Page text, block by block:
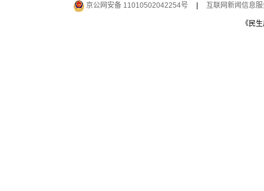
京公网安备 11010502042254号
互联网新闻信息
《民